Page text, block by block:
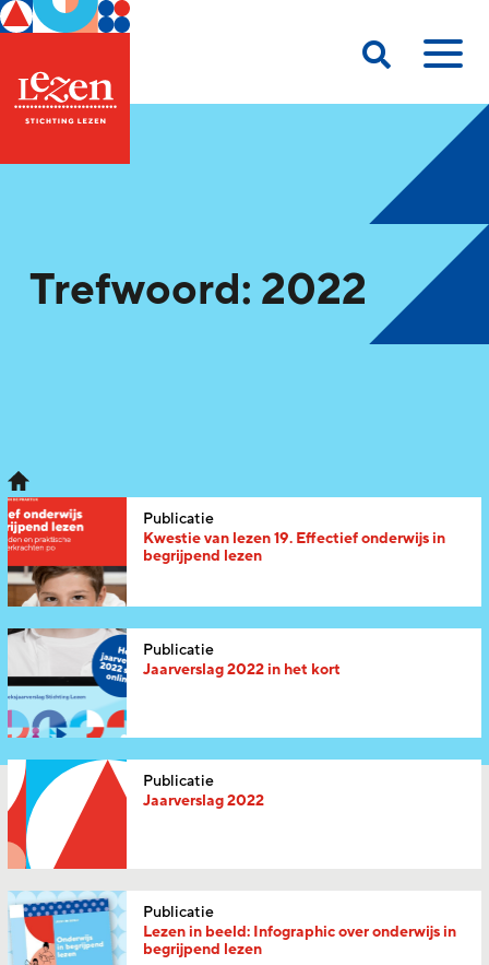
Trefwoord: 2022
Publicatie
Kwestie van lezen 19. Effectief onderwijs in
begrijpend lezen
Publicatie
Jaarverslag 2022 in het kort
Publicatie
Jaarverslag 2022
Publicatie
Lezen in beeld: Infographic over onderwijs in
begrijpend lezen